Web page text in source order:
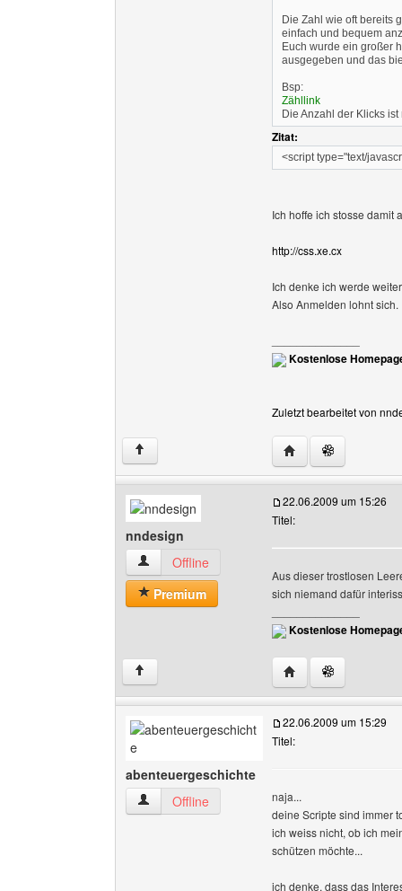
Die Zahl wie oft bereits
einfach und bequem
Euch wurde ein großer
ausgegeben und das
Bsp:
Zähllink
Die Anzahl der Klicks
Zitat:
<script type="text/
Ich hoffe ich stosse damit
http://css.xe.cx
Ich denke ich werde
Also Anmelden lohnt sich.
Kostenlose
Zuletzt bearbeitet von
↑ Website dieses
nndesign
nndesign Benutzer-Profile anzeigen
Offline
Premium
22.06.2009 um 15:26
Titel:
Aus dieser trostlosen
sich niemand dafür
Kostenlose
↑ Website dieses
abenteuergeschichte
abenteuergeschichte Benutzer-Profile
Offline
22.06.2009 um 15:29
Titel:
naja...
deine Scripte sind immer
ich weiss nicht, ob ich
schützen möchte...
ich denke, dass das